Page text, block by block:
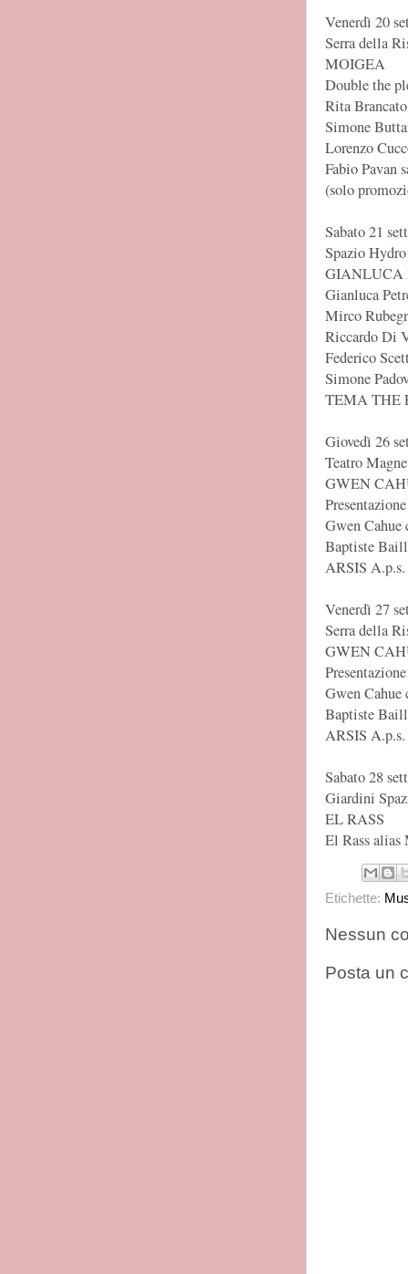
Venerdì 20
Serra della
MOIGEA
Double the
Rita
Simone
Lorenzo
Fabio Pavan
(solo
Sabato 21
Spazio
GIANLUCA
Gianluca
Mirco
Riccardo Di
Federico
Simone
TEMA THE
Giovedì 26
Teatro
GWEN
Gwen Cahue
Baptiste
ARSIS A.p.s.
Venerdì 27
Serra della
GWEN
Gwen Cahue
Baptiste
ARSIS A.p.s.
Sabato 28
Giardini
EL RASS
El Rass alias
Etichette:
Nessun
Posta un